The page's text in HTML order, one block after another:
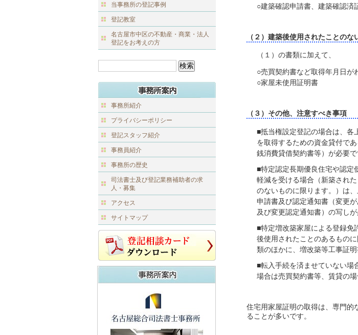
○建築確認申請書、建築確認済
（２）建築後使用されたことの
（１）の書類に加えて、
○売買契約書など取得年月日が
○家屋未使用証明書
（３）その他、注意すべき事項
■抵当権設定登記の場合は、各
を取得するための資金貸付で
銭消費貸借契約書等）が必要で
■特定認定長期優良住宅や認定
軽減を受ける場合（新築され
のないものに限ります。）は
申請書及び認定通知書（変更
及び変更認定通知書）の写しが
■特定増改築家屋による登録免
後使用されたことのあるもの
類のほかに、増改築等工事証明
■転入手続を済ませていない場
場合は売買契約書等、賃貸の
住宅用家屋証明の取得は、専門的
ることが多いです。
当事務所の登記事例
登記教室
名古屋市中区の不動産・商業・法人
登記をお考えの方
事務所紹介
プライバシーポリシー
登記スタッフ紹介
事務員紹介
事務所の歴史
司法書士及び登記業務補助者の求
人・募集
アクセス
サイトマップ